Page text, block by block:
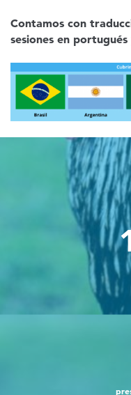
Contamos con
sesiones en